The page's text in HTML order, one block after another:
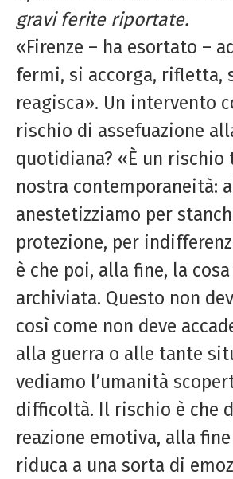
gravi ferite riportate.
«Firenze – ha esortato –
fermi, si accorga, rifletta,
reagisca». Un intervento
rischio di assefuazione
quotidiana? «È un
nostra contemporaneità:
anestetizziamo per
protezione, per
è che poi, alla fine, la
archiviata. Questo non
così come non deve
alla guerra o alle tante
vediamo l’umanità
difficoltà. Il rischio è che
reazione emotiva, alla
riduca a una sorta di